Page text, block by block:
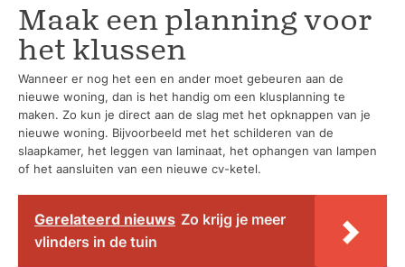
Maak een planning voor
het klussen
Wanneer er nog het een en ander moet gebeuren aan de
nieuwe woning, dan is het handig om een klusplanning te
maken. Zo kun je direct aan de slag met het opknappen van je
nieuwe woning. Bijvoorbeeld met het schilderen van de
slaapkamer, het leggen van laminaat, het ophangen van lampen
of het aansluiten van een nieuwe cv-ketel.
Gerelateerd nieuws Zo krijg je meer
vlinders in de tuin